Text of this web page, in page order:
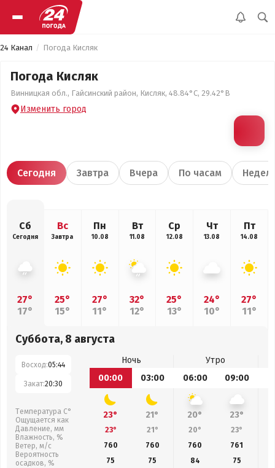
24 Канал Погода Кисляк
Погода Кисляк
Винницкая обл., Гайсинский район, Кисляк, 48.84°С, 29.42°В
Изменить город
Сегодня Завтра Вчера По часам
Сб
Сегодня
27°
17°
Вс
Завтра
25°
15°
Пн
10.08
27°
11°
Вт
11.08
32°
12°
Ср
12.08
25°
13°
Чт
13.08
24°
10°
Пт
14.08
27°
11°
Суббота, 8 августа
Восход:05:44
Закат:20:30
Температура С°
Ощущается как
Давление, мм
Влажность, %
Ветер, м/с
Вероятность
осадков, %
Ночь
Утро
00:00
03:00 06:00 09:00
23° 21° 20° 23°
23° 21° 20° 23°
760
760 760 761
75
75 84 75